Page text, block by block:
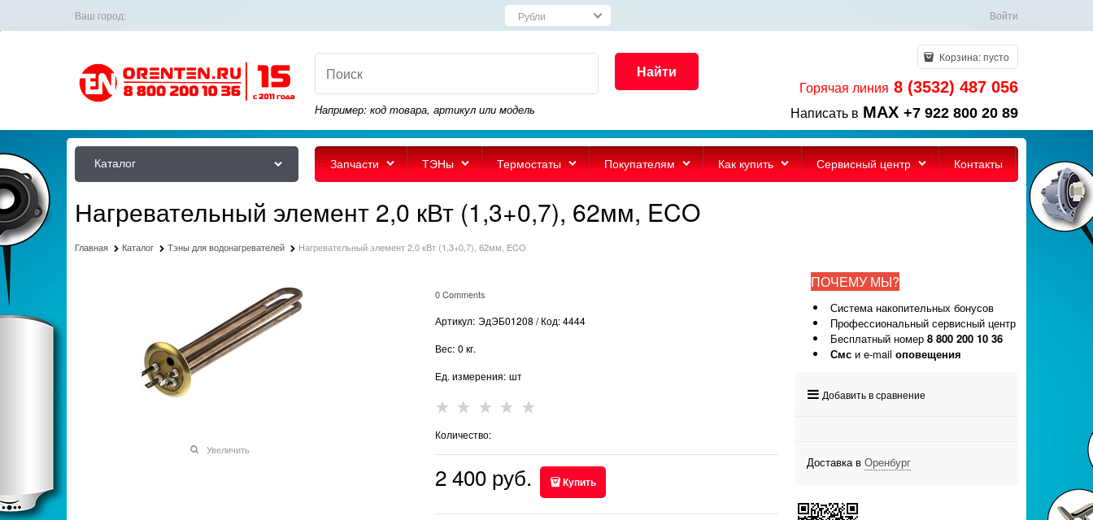
Ваш город: Войти
Найти
Например: код товара, артикул или модель
Корзина:пусто
Горячая линия 8 (3532) 487 056
Написать в MAX +7 922 800 20 89
Каталог Запчасти ТЭНы Термостаты Покупателям Как купить Сервисный центр Контакты
Нагревательный элемент 2,0 кВт (1,3+0,7), 62мм, ECO
Главная Каталог Тэны для водонагревателей Нагревательный элемент 2,0 кВт (1,3+0,7), 62мм, ECO
Увеличить
0 Comments
Артикул: ЭдЭБ01208 / Код: 4444
Вес: 0 кг.
Ед. измерения: шт
Количество:
2 400 руб. Купить
ПОЧЕМУ МЫ?
Система накопительных бонусов
Профессиональный сервисный центр
Бесплатный номер 8 800 200 10 36
Смс и e-mail оповещения
Добавить в сравнение
Доставка в Оренбург